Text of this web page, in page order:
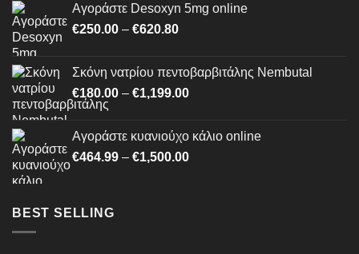
€189.00.είναι:
€169.00.
Αγοράστε Desoxyn 5mg online
€250.00 – €620.80Price
through
€620.80
Σκόνη νατρίου πεντοβαρβιτάλης Nembutal
€180.00 – €1,199.00Price
through
€1,199.00
Αγοράστε κυανιούχο κάλιο online
€464.99 – €1,500.00Price
BEST SELLING